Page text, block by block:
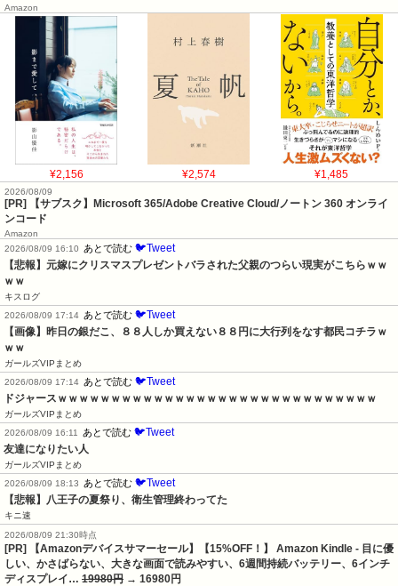
Amazon
¥2,156 ¥2,574 ¥1,485
2026/08/09
[PR] 【サブスク】Microsoft 365/Adobe Creative Cloud/ノートン 360 オンライ
ンコード
Amazon
2026/08/09 16:10
あとで読む 🐦Tweet
【悲報】元嫁にクリスマスプレゼントバラされた父親のつらい現実がこちらｗｗ
ｗｗ
キスログ
2026/08/09 17:14 あとで読む 🐦Tweet
【画像】昨日の銀だこ、８８人しか買えない８８円に大行列をなす都民コチラｗ
ｗｗ
ガールズVIPまとめ
2026/08/09 17:14 あとで読む 🐦Tweet
ドジャースｗｗｗｗｗｗｗｗｗｗｗｗｗｗｗｗｗｗｗｗｗｗｗｗｗｗｗｗｗｗ
ガールズVIPまとめ
2026/08/09 16:11
あとで読む 🐦Tweet
友達になりたい人
ガールズVIPまとめ
2026/08/09 18:13
あとで読む 🐦Tweet
【悲報】八王子の夏祭り、衛生管理終わってた
キニ速
2026/08/09 21:30時点
[PR] 【Amazonデバイスサマーセール】【15%OFF！】 Amazon Kindle - 目に優
しい、かさばらない、大きな画面で読みやすい、6週間持続バッテリー、6インチ
ディスプレイ… 19980円 → 16980円